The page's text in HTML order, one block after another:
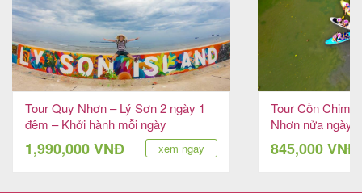
Tour Quy Nhơn – Lý Sơn 2 ngày 1
đêm – Khởi hành mỗi ngày
1,990,000 VNĐ xem ngay
Tour Cồn Chim
Nhơn nửa ngày:
giữa lòng phố
845,000 VNĐ